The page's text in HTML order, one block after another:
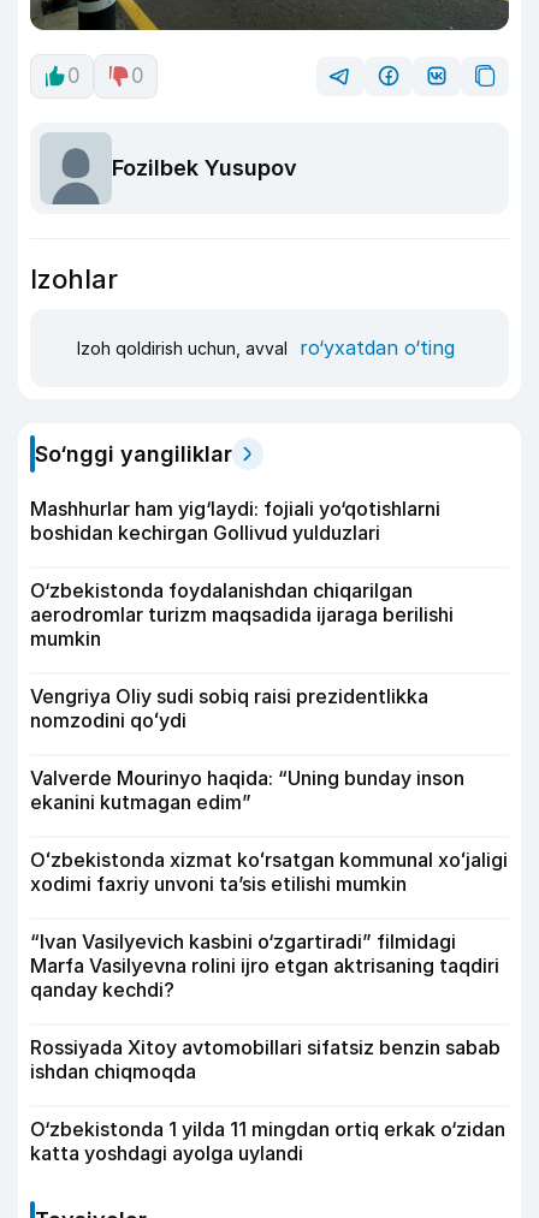
0 0
Fozilbek Yusupov
Izohlar
Izoh qoldirish uchun, avval ro‘yxatdan o‘ting
So‘nggi yangiliklar
Mashhurlar ham yig‘laydi: fojiali yo‘qotishlarni
boshidan kechirgan Gollivud yulduzlari
O‘zbekistonda foydalanishdan chiqarilgan
aerodromlar turizm maqsadida ijaraga berilishi
mumkin
Vengriya Oliy sudi sobiq raisi prezidentlikka
nomzodini qoʻydi
Valverde Mourinyo haqida: “Uning bunday inson
ekanini kutmagan edim”
Oʻzbekistonda xizmat koʻrsatgan kommunal xoʻjaligi
xodimi faxriy unvoni taʼsis etilishi mumkin
“Ivan Vasilyevich kasbini o‘zgartiradi” filmidagi
Marfa Vasilyevna rolini ijro etgan aktrisaning taqdiri
qanday kechdi?
Rossiyada Xitoy avtomobillari sifatsiz benzin sabab
ishdan chiqmoqda
O‘zbekistonda 1 yilda 11 mingdan ortiq erkak o‘zidan
katta yoshdagi ayolga uylandi